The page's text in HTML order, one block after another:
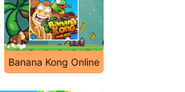
Banana Kong Online